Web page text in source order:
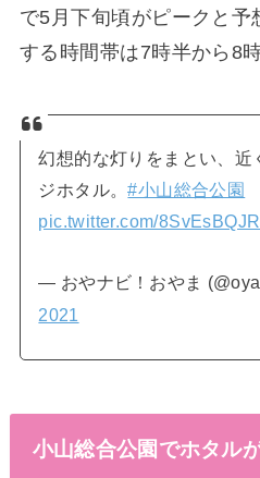
で5月下旬頃がピークと予
する時間帯は7時半から8
幻想的な灯りをまとい、近
ジホタル。#小山総合公園
pic.twitter.com/
— おやナビ！おやま
2021
小山総合公園でホタル